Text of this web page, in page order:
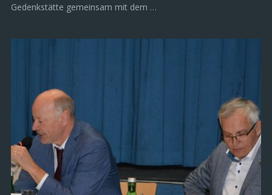
Gedenkstätte gemeinsam mit dem …